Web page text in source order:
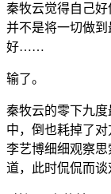
秦牧云觉得自己好
并不是将一切做
好……
输了。
秦牧云的零下九
中，倒也耗掉了
李艺博细细观察思
道，此时侃侃而谈